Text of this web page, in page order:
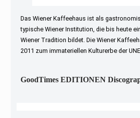
Das Wiener Kaffeehaus ist als
typische Wiener Institution, die bis heute
Wiener Tradition bildet. Die Wiener
2011 zum immateriellen Kulturerbe der
GoodTimes EDITIONEN